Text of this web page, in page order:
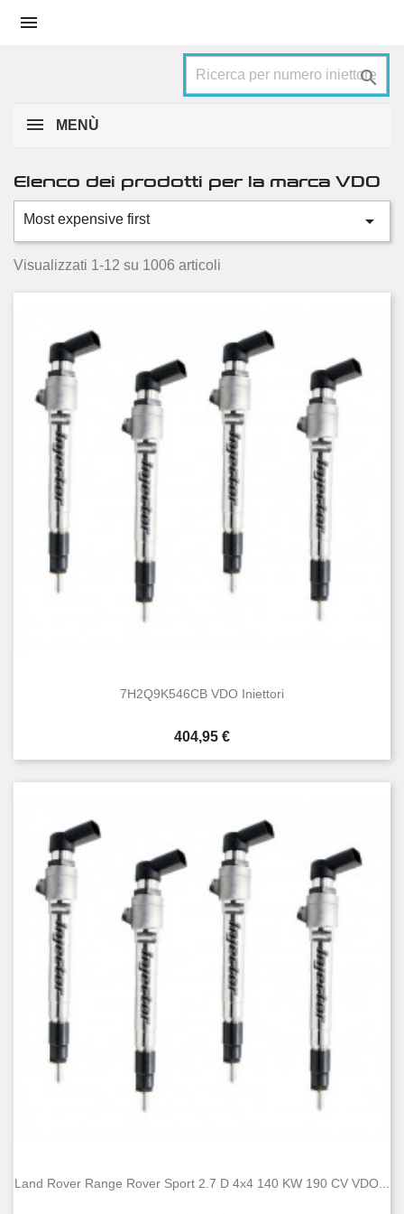


MENÙ
Automotive 610
Elenco dei prodotti per la marca VDO
Most expensive first 
Visualizzati 1-12 su 1006 articoli
7H2Q9K546CB VDO Iniettori
Prezzo
404,95 €
Land Rover Range Rover Sport 2.7 D 4x4 140 KW 190 CV VDO...